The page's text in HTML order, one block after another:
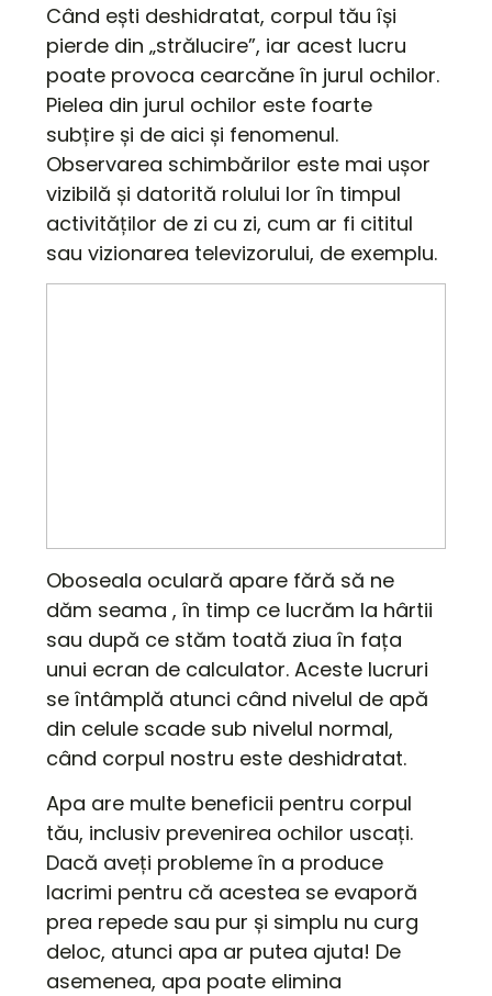
Când ești deshidratat, corpul tău își
pierde din „strălucire”, iar acest lucru
poate provoca cearcăne în jurul ochilor.
Pielea din jurul ochilor este foarte
subțire și de aici și fenomenul.
Observarea schimbărilor este mai ușor
vizibilă și datorită rolului lor în timpul
activităților de zi cu zi, cum ar fi cititul
sau vizionarea televizorului, de exemplu.
Oboseala oculară apare fără să ne
dăm seama , în timp ce lucrăm la hârtii
sau după ce stăm toată ziua în fața
unui ecran de calculator. Aceste lucruri
se întâmplă atunci când nivelul de apă
din celule scade sub nivelul normal,
când corpul nostru este deshidratat.
Apa are multe beneficii pentru corpul
tău, inclusiv prevenirea ochilor uscați.
Dacă aveți probleme în a produce
lacrimi pentru că acestea se evaporă
prea repede sau pur și simplu nu curg
deloc, atunci apa ar putea ajuta! De
asemenea, apa poate elimina